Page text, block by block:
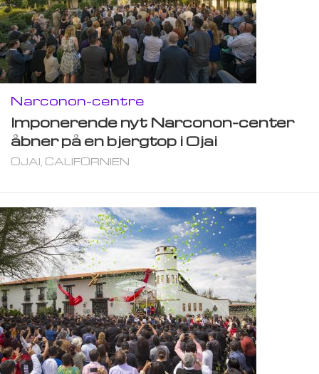
Narconon-centre
Imponerende nyt Narconon-center
åbner på en bjergtop i Ojai
OJAI, CALIFORNIEN